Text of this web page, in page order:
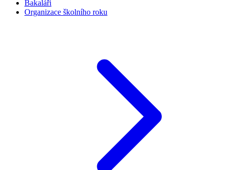
Bakaláři
Organizace školního roku